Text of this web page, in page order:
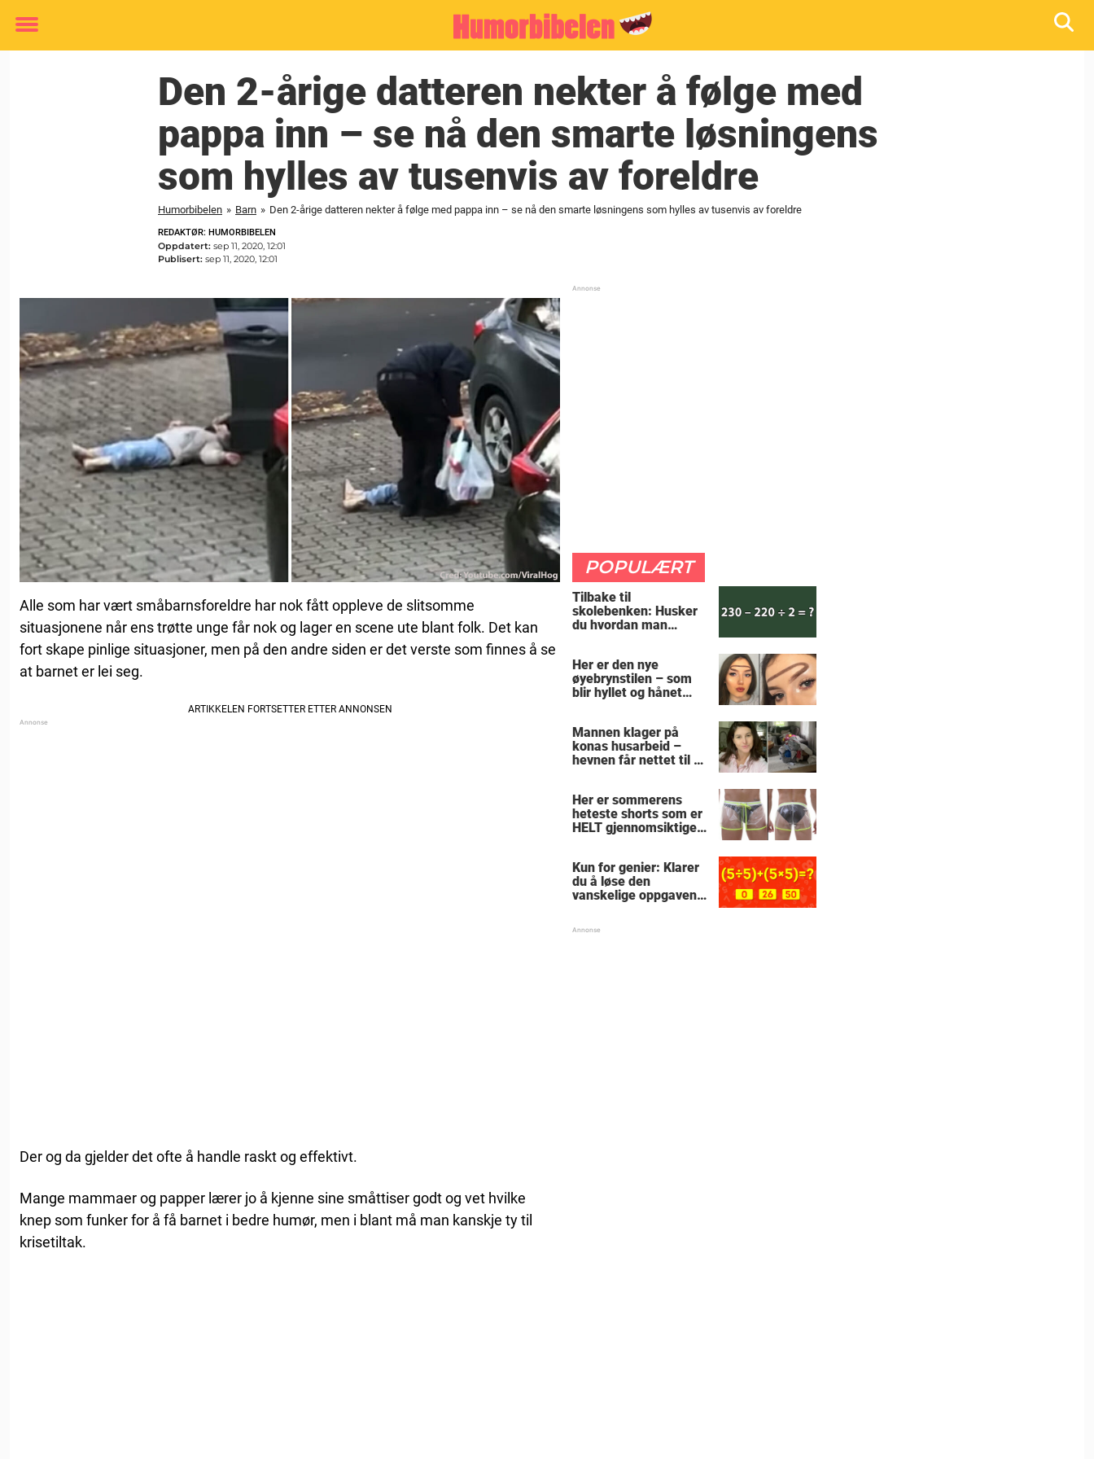
Toggle
Den 2-årige datteren nekter å følge med
pappa inn – se nå den smarte løsningens
som hylles av tusenvis av foreldre
Humorbibelen » Barn » Den 2-årige datteren nekter å følge med pappa inn – se nå den smarte løsningens som hylles av tusenvis av foreldre
REDAKTØR: HUMORBIBELEN
Oppdatert: sep 11, 2020, 12:01
Publisert: sep 11, 2020, 12:01
Alle som har vært småbarnsforeldre har nok fått oppleve de slitsomme
situasjonene når ens trøtte unge får nok og lager en scene ute blant folk. Det kan
fort skape pinlige situasjoner, men på den andre siden er det verste som finnes å se
at barnet er lei seg.
Der og da gjelder det ofte å handle raskt og effektivt.
Mange mammaer og papper lærer jo å kjenne sine småttiser godt og vet hvilke
knep som funker for å få barnet i bedre humør, men i blant må man kanskje ty til
krisetiltak.
POPULÆRT
Tilbake til
skolebenken: Husker
du hvordan man
Her er den nye
øyebrynstilen – som
blir hyllet og hånet
Mannen klager på
konas husarbeid –
hevnen får nettet til å
Her er sommerens
heteste shorts som er
HELT gjennomsiktige
Kun for genier: Klarer
du å løse den
vanskelige oppgaven